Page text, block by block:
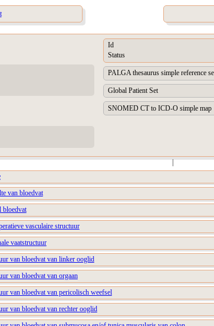
Id
Status
PALGA thesaurus simple reference
Global Patient Set
SNOMED CT to ICD-O simple map
|
van bloedvat
bloedvat
vasculaire structuur
vaatstructuur
van bloedvat van linker ooglid
van bloedvat van orgaan
van bloedvat van pericolisch weefsel
van bloedvat van rechter ooglid